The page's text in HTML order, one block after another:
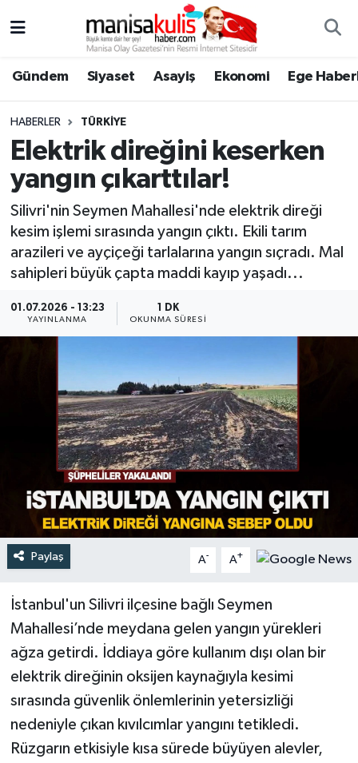
Gündem Siyaset Asayiş Ekonomi Ege
HABERLER TÜRKIYE
Elektrik direğini keserken
yangın çıkarttılar!
Silivri'nin Seymen Mahallesi'nde elektrik direği
kesim işlemi sırasında yangın çıktı. Ekili tarım
arazileri ve ayçiçeği tarlalarına yangın sıçradı. Mal
sahipleri büyük çapta maddi kayıp yaşadı...
01.07.2026 - 13:23
YAYINLANMA
1 DK
OKUNMA SÜRESI
Paylaş A- A+
İstanbul'un Silivri ilçesine bağlı Seymen
Mahallesi’nde meydana gelen yangın yürekleri
ağza getirdi. İddiaya göre kullanım dışı olan bir
elektrik direğinin oksijen kaynağıyla kesimi
sırasında güvenlik önlemlerinin yetersizliği
nedeniyle çıkan kıvılcımlar yangını tetikledi.
Rüzgarın etkisiyle kısa sürede büyüyen alevler,
Ege Haberleri
Ekonomi
Genel
Gündem
Resmi İlan
Siyaset
Yaşam
Yunusemre Hava Durumu
Yunusemre Trafik Yoğunluk Haritası
Süper Lig Puan Durumu ve Fikstür
Tüm Manşetler
Son Dakika Haberleri
Haber Arşivi